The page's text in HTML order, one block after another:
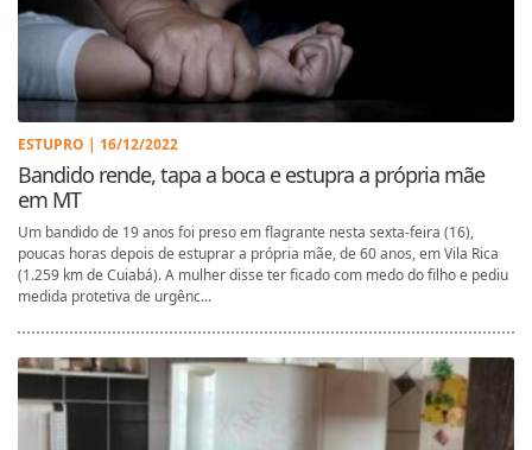
ESTUPRO | 16/12/2022
Bandido rende, tapa a boca e estupra a própria mãe
em MT
Um bandido de 19 anos foi preso em flagrante nesta sexta-feira (16),
poucas horas depois de estuprar a própria mãe, de 60 anos, em Vila Rica
(1.259 km de Cuiabá). A mulher disse ter ficado com medo do filho e pediu
medida protetiva de urgênc...